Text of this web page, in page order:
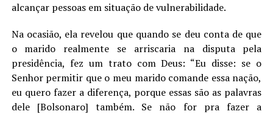
alcançar pessoas em situação de vulnerabilidade.
Na ocasião, ela revelou que quando se deu conta de que
o marido realmente se arriscaria na disputa pela
presidência, fez um trato com Deus: “Eu disse: se o
Senhor permitir que o meu marido comande essa nação,
eu quero fazer a diferença, porque essas são as palavras
dele [Bolsonaro] também. Se não for pra fazer a